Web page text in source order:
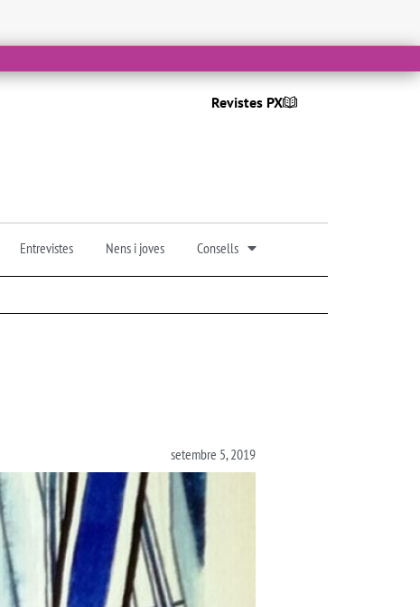
Revistes PX
Entrevistes Nens i joves Consells
setembre 5, 2019